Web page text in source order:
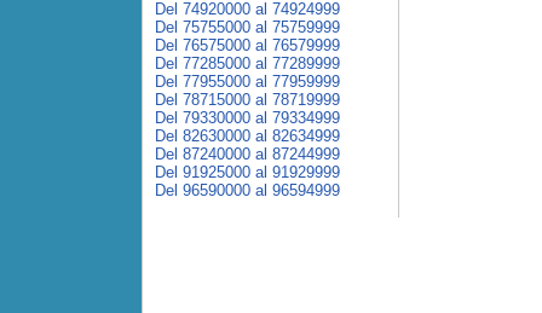
Del 74920000 al 74924999
Del 75755000 al 75759999
Del 76575000 al 76579999
Del 77285000 al 77289999
Del 77955000 al 77959999
Del 78715000 al 78719999
Del 79330000 al 79334999
Del 82630000 al 82634999
Del 87240000 al 87244999
Del 91925000 al 91929999
Del 96590000 al 96594999